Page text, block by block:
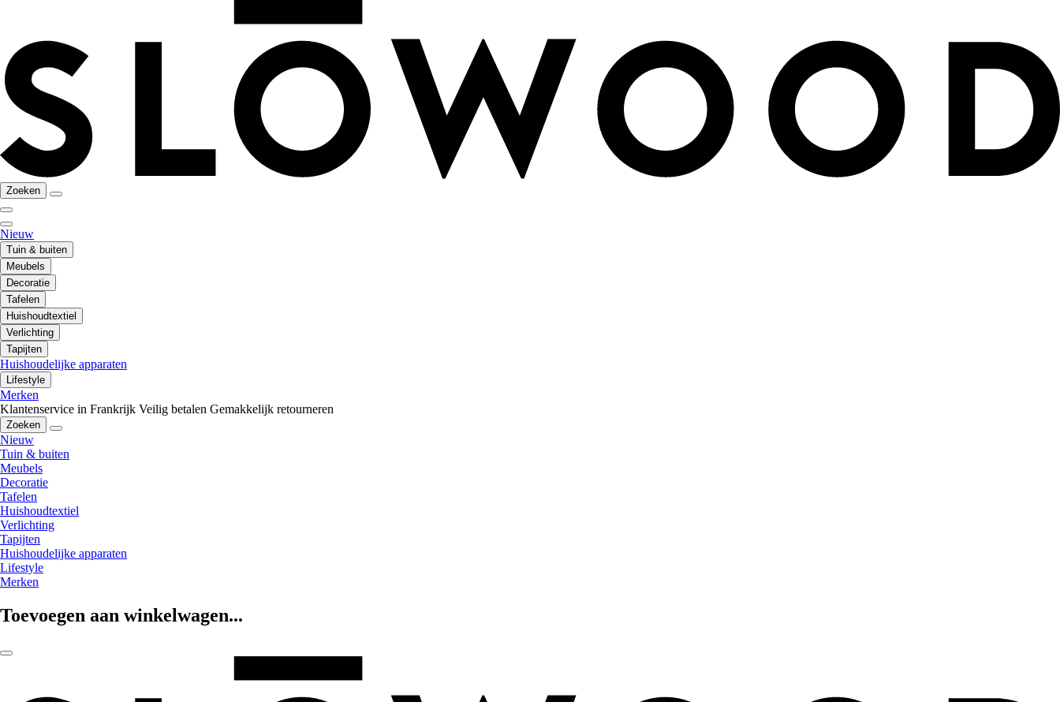
Zoeken
Nieuw
Tuin & buiten
Meubels
Decoratie
Tafelen
Huishoudtextiel
Verlichting
Tapijten
Huishoudelijke apparaten
Lifestyle
Merken
Klantenservice in Frankrijk Veilig betalen Gemakkelijk retourneren
Zoeken
Nieuw
Tuin & buiten
Meubels
Decoratie
Tafelen
Huishoudtextiel
Verlichting
Tapijten
Huishoudelijke apparaten
Lifestyle
Merken
Toevoegen aan winkelwagen...